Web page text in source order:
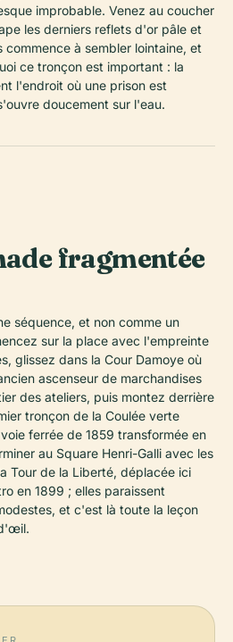
improbable. Venez au coucher
les derniers reflets d'or pâle et
à sembler lointaine, et
ce tronçon est important : la
l'endroit où une prison est
doucement sur l'eau.
fragmentée
séquence, et non comme un
sur la place avec l'empreinte
glissez dans la Cour Damoye où
ascenseur de marchandises
des ateliers, puis montez derrière
tronçon de la Coulée verte
ferrée de 1859 transformée en
au Square Henri-Galli avec les
Tour de la Liberté, déplacée ici
en 1899 ; elles paraissent
et c'est là toute la leçon